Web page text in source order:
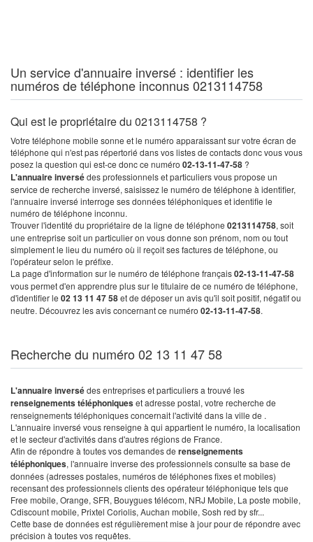
Un service d'annuaire inversé : identifier les
numéros de téléphone inconnus 0213114758
Qui est le propriétaire du 0213114758 ?
Votre téléphone mobile sonne et le numéro apparaissant sur votre écran de
téléphone qui n'est pas répertorié dans vos listes de contacts donc vous vous
posez la question qui est-ce donc ce numéro 02-13-11-47-58 ?
L'annuaire inversédes professionnels et particuliers vous propose un
service de recherche inversé, saisissez le numéro de téléphone à identifier,
l'annuaire inversé interroge ses données téléphoniques et identifie le
numéro de téléphone inconnu.
Trouver l'identité du propriétaire de la ligne de téléphone 0213114758, soit
une entreprise soit un particulier on vous donne son prénom, nom ou tout
simplement le lieu du numéro où il reçoit ses factures de téléphone, ou
l'opérateur selon le préfixe.
La page d'information sur le numéro de téléphone français02-13-11-47-58
vous permet d'en apprendre plus sur le titulaire de ce numéro de téléphone,
d'identifier le 02 13 11 47 58et de déposer un avis qu'il soit positif, négatif ou
neutre. Découvrez les avis concernant ce numéro 02-13-11-47-58.
Recherche du numéro 02 13 11 47 58
L'annuaire inversédes entreprises et particuliers a trouvé les
renseignements téléphoniqueset adresse postal, votre recherche de
renseignements téléphoniques concernait l'activité dans la ville de .
L'annuaire inversé vous renseigne à qui appartient le numéro, la localisation
et le secteur d'activités dans d'autres régions de France.
Afin de répondre à toutes vos demandes de renseignements
téléphoniques, l'annuaire inverse des professionnels consulte sa base de
données (adresses postales, numéros de téléphones fixes et mobiles)
recensant des professionnels clients des opérateur téléphonique tels que
Free mobile, Orange, SFR, Bouygues télécom, NRJ Mobile, La poste mobile,
Cdiscount mobile, Prixtel Coriolis, Auchan mobile, Sosh red by sfr...
Cette base de données est régulièrement mise à jour pour de répondre avec
précision à toutes vos requêtes.